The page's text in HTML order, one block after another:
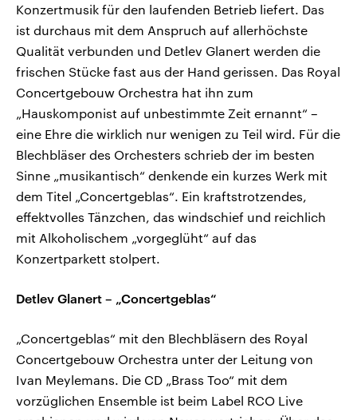
Konzertmusik für den laufenden Betrieb liefert. Das
ist durchaus mit dem Anspruch auf allerhöchste
Qualität verbunden und Detlev Glanert werden die
frischen Stücke fast aus der Hand gerissen. Das Royal
Concertgebouw Orchestra hat ihn zum
„Hauskomponist auf unbestimmte Zeit ernannt“ –
eine Ehre die wirklich nur wenigen zu Teil wird. Für die
Blechbläser des Orchesters schrieb der im besten
Sinne „musikantisch“ denkende ein kurzes Werk mit
dem Titel „Concertgeblas“. Ein kraftstrotzendes,
effektvolles Tänzchen, das windschief und reichlich
mit Alkoholischem „vorgeglüht“ auf das
Konzertparkett stolpert.
Detlev Glanert – „Concertgeblas“
„Concertgeblas“ mit den Blechbläsern des Royal
Concertgebouw Orchestra unter der Leitung von
Ivan Meylemans. Die CD „Brass Too“ mit dem
vorzüglichen Ensemble ist beim Label RCO Live